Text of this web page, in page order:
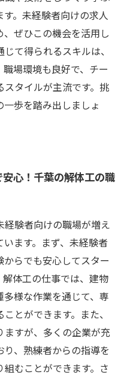
。未経験者向けの求人
ぜひこの機会を活用し
て得られるスキルは、
場環境も良好で、チー
タイルが主流です。挑
歩を踏み出しましょ
心！千葉の解体工の職
験者向けの職場が増え
ます。まず、未経験者
らでも安心してスター
解体工の仕事では、建物
様な作業を通じて、専
とができます。また、
すが、多くの企業が充
、熟練者からの指導を
むことができます。さ